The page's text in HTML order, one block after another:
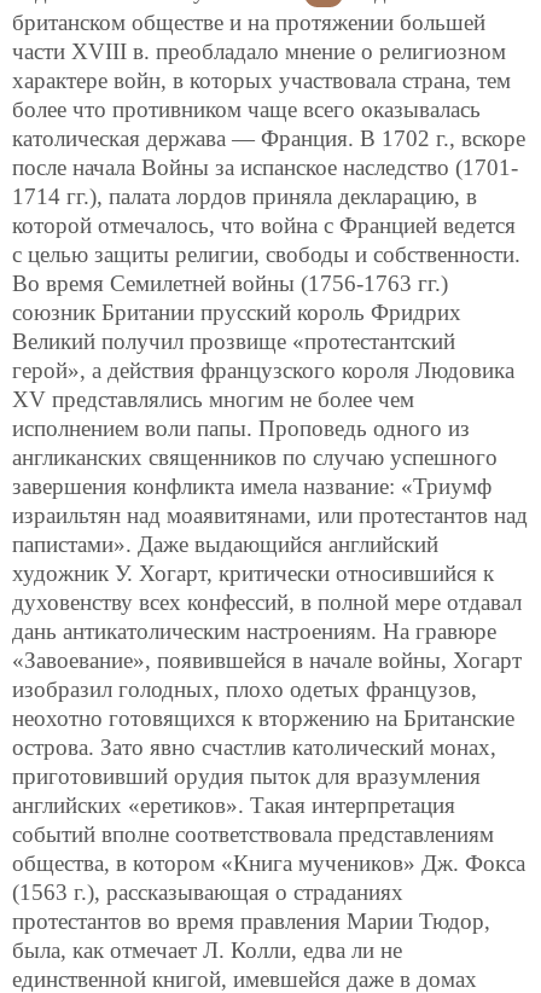
британском обществе и на протяжении большей
части XVIII в. преобладало мнение о религиозном
характере войн, в которых участвовала страна, тем
более что противником чаще всего оказывалась
католическая держава — Франция. В 1702 г., вскоре
после начала Войны за испанское наследство (1701-
1714 гг.), палата лордов приняла декларацию, в
которой отмечалось, что война с Францией ведется
с целью защиты религии, свободы и собственности.
Во время Семилетней войны (1756-1763 гг.)
союзник Британии прусский король Фридрих
Великий получил прозвище «протестантский
герой», а действия французского короля Людовика
XV представлялись многим не более чем
исполнением воли папы. Проповедь одного из
англиканских священников по случаю успешного
завершения конфликта имела название: «Триумф
израильтян над моаявитянами, или протестантов над
папистами». Даже выдающийся английский
художник У. Хогарт, критически относившийся к
духовенству всех конфессий, в полной мере отдавал
дань антикатолическим настроениям. На гравюре
«Завоевание», появившейся в начале войны, Хогарт
изобразил голодных, плохо одетых французов,
неохотно готовящихся к вторжению на Британские
острова. Зато явно счастлив католический монах,
приготовивший орудия пыток для вразумления
английских «еретиков». Такая интерпретация
событий вполне соответствовала представлениям
общества, в котором «Книга мучеников» Дж. Фокса
(1563 г.), рассказывающая о страданиях
протестантов во время правления Марии Тюдор,
была, как отмечает Л. Колли, едва ли не
единственной книгой, имевшейся даже в домах